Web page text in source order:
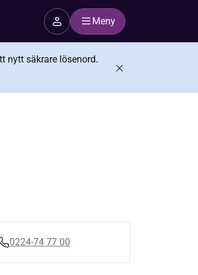
Meny
nytt säkrare lösenord.
0224-74 77 00